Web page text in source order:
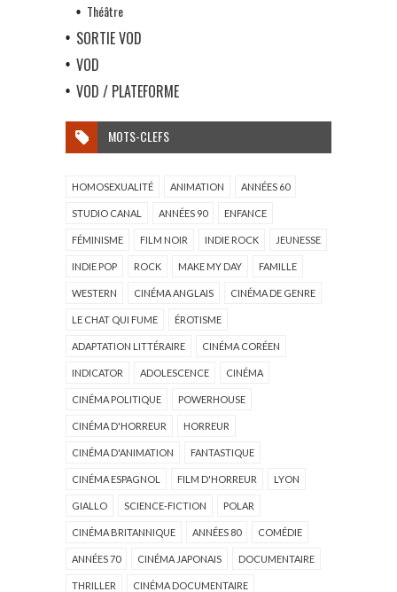
Théâtre
SORTIE VOD
VOD
VOD / PLATEFORME
MOTS-CLEFS
HOMOSEXUALITÉ ANIMATION ANNÉES 60
STUDIO CANAL ANNÉES 90 ENFANCE
FÉMINISME FILM NOIR INDIE ROCK JEUNESSE
INDIE POP ROCK MAKE MY DAY FAMILLE
WESTERN CINÉMA ANGLAIS CINÉMA DE GENRE
LE CHAT QUI FUME ÉROTISME
ADAPTATION LITTÉRAIRE CINÉMA CORÉEN
INDICATOR ADOLESCENCE CINÉMA
CINÉMA POLITIQUE POWERHOUSE
CINÉMA D'HORREUR HORREUR
CINÉMA D'ANIMATION FANTASTIQUE
CINÉMA ESPAGNOL FILM D'HORREUR LYON
GIALLO SCIENCE-FICTION POLAR
CINÉMA BRITANNIQUE ANNÉES 80 COMÉDIE
ANNÉES 70 CINÉMA JAPONAIS DOCUMENTAIRE
THRILLER CINÉMA DOCUMENTAIRE